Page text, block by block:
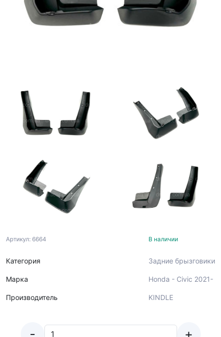
Артикул: 6664
Категория
Марка
Производитель
В наличии
Задние брызговики
Honda - Civic 2021-
KINDLE
- +